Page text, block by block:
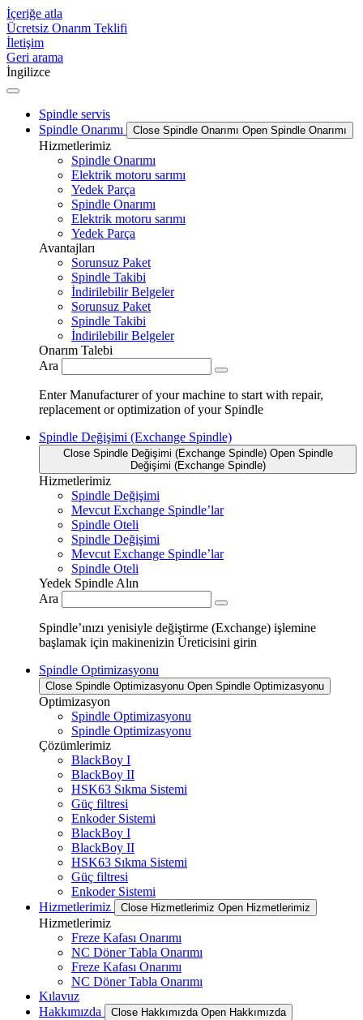
İçeriğe atla
Ücretsiz Onarım Teklifi
İletişim
Geri arama
İngilizce
Spindle servis
Spindle Onarımı
Close Spindle Onarımı Open Spindle Onarımı
Hizmetlerimiz
Spindle Onarımı
Elektrik motoru sarımı
Yedek Parça
Spindle Onarımı
Elektrik motoru sarımı
Yedek Parça
Avantajları
Sorunsuz Paket
Spindle Takibi
İndirilebilir Belgeler
Sorunsuz Paket
Spindle Takibi
İndirilebilir Belgeler
Onarım Talebi
Ara
Enter Manufacturer of your machine to start with repair,
replacement or optimization of your Spindle
Spindle Değişimi (Exchange Spindle)
Close Spindle Değişimi (Exchange Spindle) Open Spindle
Değişimi (Exchange Spindle)
Hizmetlerimiz
Spindle Değişimi
Mevcut Exchange Spindle’lar
Spindle Oteli
Spindle Değişimi
Mevcut Exchange Spindle’lar
Spindle Oteli
Yedek Spindle Alın
Ara
Spindle’ınızı yenisiyle değiştirme (Exchange) işlemine
başlamak için makinenizin Üreticisini girin
Spindle Optimizasyonu
Close Spindle Optimizasyonu Open Spindle Optimizasyonu
Optimizasyon
Spindle Optimizasyonu
Spindle Optimizasyonu
Çözümlerimiz
BlackBoy I
BlackBoy II
HSK63 Sıkma Sistemi
Güç filtresi
Enkoder Sistemi
BlackBoy I
BlackBoy II
HSK63 Sıkma Sistemi
Güç filtresi
Enkoder Sistemi
Hizmetlerimiz
Close Hizmetlerimiz Open Hizmetlerimiz
Hizmetlerimiz
Freze Kafası Onarımı
NC Döner Tabla Onarımı
Freze Kafası Onarımı
NC Döner Tabla Onarımı
Kılavuz
Hakkımızda
Close Hakkımızda Open Hakkımızda